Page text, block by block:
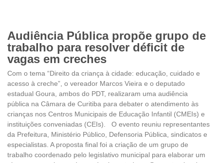
Audiência Pública propõe grupo de
trabalho para resolver déficit de
vagas em creches
Com o tema “Direito da criança à cidade: educação, cuidado e
acesso à creche”, o vereador Marcos Vieira e o deputado
estadual Goura, ambos do PDT, realizaram uma audiência
pública na Câmara de Curitiba para debater o atendimento às
crianças nos Centros Municipais de Educação Infantil (CMEIs) e
instituições conveniadas (CEIs). O evento reuniu representantes
da Prefeitura, Ministério Público, Defensoria Pública, sindicatos e
especialistas. A proposta final foi a criação de um grupo de
trabalho coordenado pelo legislativo municipal para elaborar um